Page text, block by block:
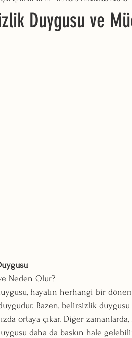
Duygusu ve
Neden Olur?
hayatın herhangi bir
Bazen, belirsizlik
ortaya çıkar. Diğer
daha da baskın hale